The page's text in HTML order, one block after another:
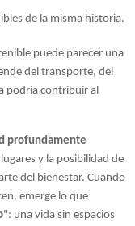
de la misma historia.
del transporte, del
podría contribuir al
profundamente
y la posibilidad de
del bienestar. Cuando
emerge lo que
": una vida sin espacios